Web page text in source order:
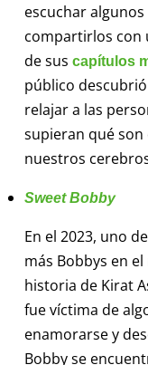
escuchar
compartirlos con
de sus capítulos
público
relajar a las
supieran qué
nuestros
Sweet Bobby
En el 2023, uno
más Bobbys en
historia de Kirat
fue víctima de
enamorarse y
Bobby se